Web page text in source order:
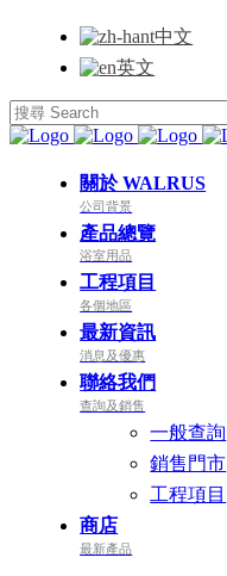
中文
英文
關於 WALRUS
公司背景
產品總覽
浴室用品
工程項目
各個地區
最新資訊
消息及優惠
聯絡我們
查詢及銷售
一般查詢
銷售門市
工程項目
商店
最新產品